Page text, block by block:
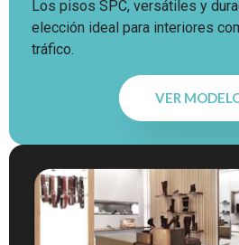
Los pisos SPC, versátiles y
elección ideal para interiores
tráfico.
VER